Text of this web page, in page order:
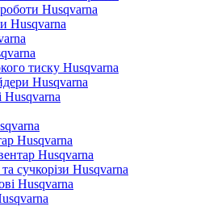
Husqvarna
Husqvarna
тиску Husqvarna
Husqvarna
Husqvarna
Husqvarna
Husqvarna
сучкорізи Husqvarna
Husqvarna